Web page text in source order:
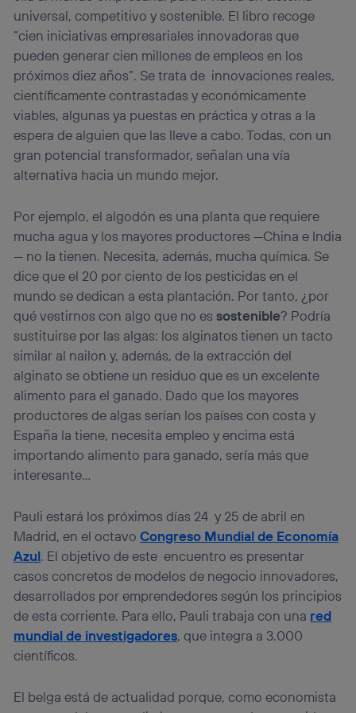
universal, competitivo y sostenible. El libro recoge
“cien iniciativas empresariales innovadoras que
pueden generar cien millones de empleos en los
próximos diez años”. Se trata de innovaciones reales,
científicamente contrastadas y económicamente
viables, algunas ya puestas en práctica y otras a la
espera de alguien que las lleve a cabo. Todas, con un
gran potencial transformador, señalan una vía
alternativa hacia un mundo mejor.
Por ejemplo, el algodón es una planta que requiere
mucha agua y los mayores productores —China e India
— no la tienen. Necesita, además, mucha química. Se
dice que el 20 por ciento de los pesticidas en el
mundo se dedican a esta plantación. Por tanto, ¿por
qué vestirnos con algo que no essostenible? Podría
sustituirse por las algas: los alginatos tienen un tacto
similar al nailon y, además, de la extracción del
alginato se obtiene un residuo que es un excelente
alimento para el ganado. Dado que los mayores
productores de algas serían los países con costa y
España la tiene, necesita empleo y encima está
importando alimento para ganado, sería más que
interesante…
Pauli estará los próximos días 24 y 25 de abril en
Madrid, en el octavoCongreso Mundial de Economía
Azul. El objetivo de este encuentro es presentar
casos concretos de modelos de negocio innovadores,
desarrollados por emprendedores según los principios
de esta corriente. Para ello, Pauli trabaja con una red
mundial de investigadores, que integra a 3.000
científicos.
El belga está de actualidad porque, como economista
Si utilizas unaconexión de banda ancha(p. ej., Wi-Fi),
el marketing o análisis se realizará en función de las
actividades de navegación de los miembros del hogar
que hayan dado su consentimiento.
Si utilizasdatos móviles , el marketing será más
personalizado, ya que se basará únicamente en la
navegación del usuario del móvil.
Puedes gestionar los consentimientos Utiq seleccionando
“Administrar Utiq” en la parte inferior de esta página web o
visitando el
portal de privacidad de Utiq
(“consenthub”) . Para más información, consulta